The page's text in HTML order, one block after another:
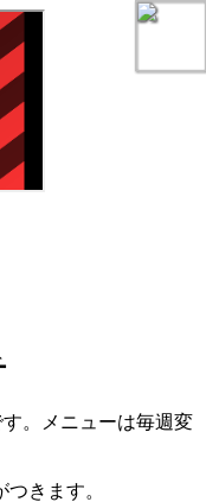
す。メニューは毎週変
きます。